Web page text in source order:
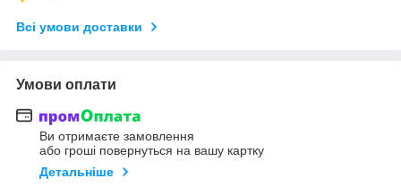
Всі умови доставки
Умови оплати
Ви отримаєте замовлення
або гроші повернуться на вашу картку
Детальніше